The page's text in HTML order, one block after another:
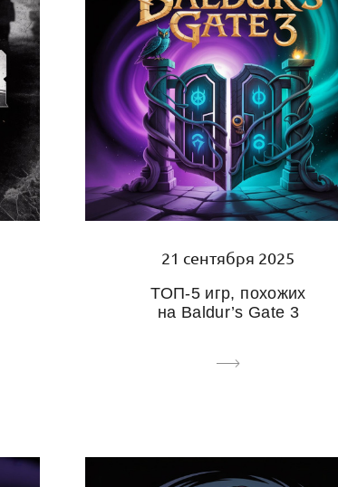
21 сентября 2025
ТОП-5 игр, похожих
на Baldur’s Gate 3